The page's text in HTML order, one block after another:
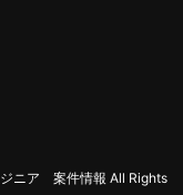
ニア 案件情報 All Rights